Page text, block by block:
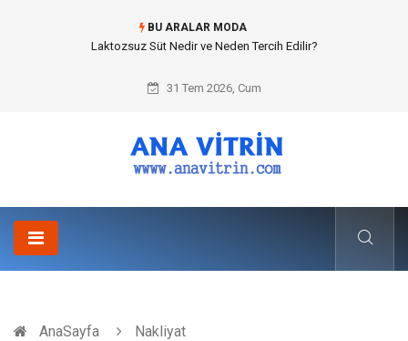
BU ARALAR MODA
Laktozsuz Süt Nedir ve Neden Tercih Edilir?
31 Tem 2026, Cum
AnaSayfa Nakliyat